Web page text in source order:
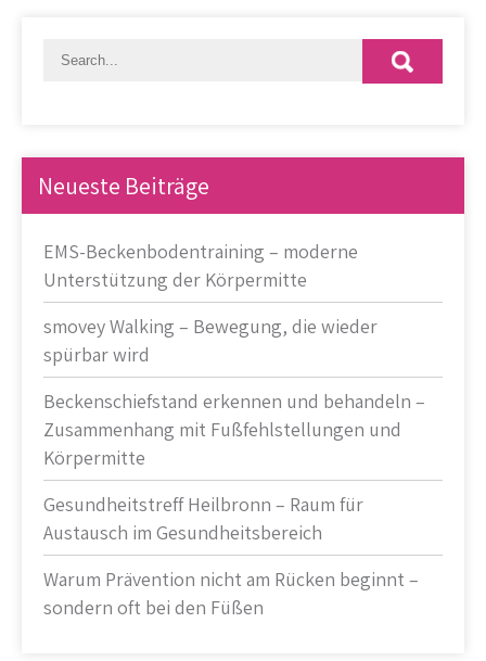
Neueste Beiträge
EMS-Beckenbodentraining – moderne
Unterstützung der Körpermitte
smovey Walking – Bewegung, die wieder
spürbar wird
Beckenschiefstand erkennen und behandeln –
Zusammenhang mit Fußfehlstellungen und
Körpermitte
Gesundheitstreff Heilbronn – Raum für
Austausch im Gesundheitsbereich
Warum Prävention nicht am Rücken beginnt –
sondern oft bei den Füßen